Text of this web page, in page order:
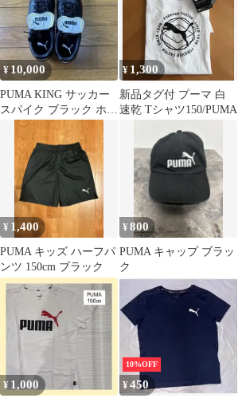
¥10,000
PUMA KING サッカー
スパイク ブラック ホワ
イト
¥ 1,300
新品タグ付 プーマ 白
速乾 Tシャツ150/PUMA
¥ 1,400
PUMA キッズ ハーフパ
ンツ 150cm ブラック
¥800
PUMA キャップ ブラッ
ク
¥ 1,000
10%OFF
¥450